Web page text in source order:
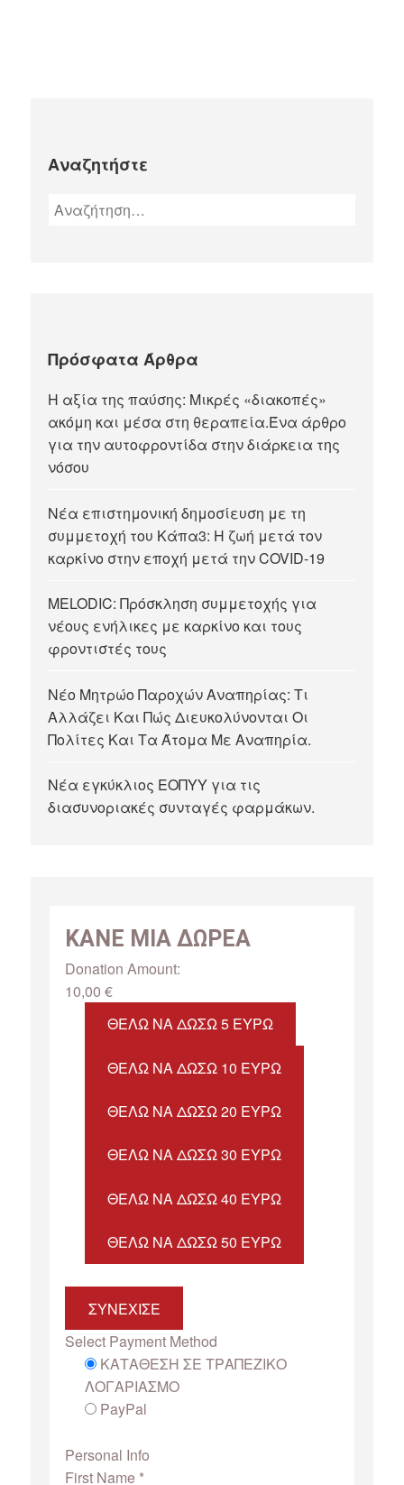
Αναζητήστε
Πρόσφατα Άρθρα
Η αξία της παύσης: Μικρές «διακοπές»
ακόμη και μέσα στη θεραπεία.Ένα άρθρο
για την αυτοφροντίδα στην διάρκεια της
νόσου
Νέα επιστημονική δημοσίευση με τη
συμμετοχή του Κάπα3: Η ζωή μετά τον
καρκίνο στην εποχή μετά την COVID-19
MELODIC: Πρόσκληση συμμετοχής για
νέους ενήλικες με καρκίνο και τους
φροντιστές τους
Νέο Μητρώο Παροχών Αναπηρίας: Τι
Αλλάζει Και Πώς Διευκολύνονται Οι
Πολίτες Και Τα Άτομα Με Αναπηρία.
Νέα εγκύκλιος ΕΟΠΥΥ για τις
διασυνοριακές συνταγές φαρμάκων.
ΚΑΝΕ ΜΙΑ ΔΩΡΕΑ
Donation Amount:
10,00 €
ΘΈΛΩ ΝΑ ΔΏΣΩ 5 ΕΥΡΏ
ΘΈΛΩ ΝΑ ΔΏΣΩ 10 ΕΥΡΏ
ΘΈΛΩ ΝΑ ΔΏΣΩ 20 ΕΥΡΏ
ΘΈΛΩ ΝΑ ΔΏΣΩ 30 ΕΥΡΏ
ΘΈΛΩ ΝΑ ΔΏΣΩ 40 ΕΥΡΏ
ΘΈΛΩ ΝΑ ΔΏΣΩ 50 ΕΥΡΏ
ΣΥΝΕΧΙΣΕ
Select Payment Method
ΚΑΤΑΘΕΣΗ ΣΕ ΤΡΑΠΕΖΙΚΟ
ΛΟΓΑΡΙΑΣΜΟ
PayPal
Personal Info
First Name *